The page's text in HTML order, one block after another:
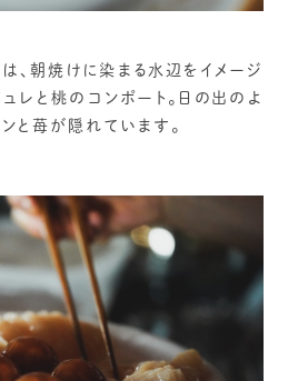
、朝焼けに染まる水辺をイメージ
レと桃のコンポート。日の出のよ
と苺が隠れています。